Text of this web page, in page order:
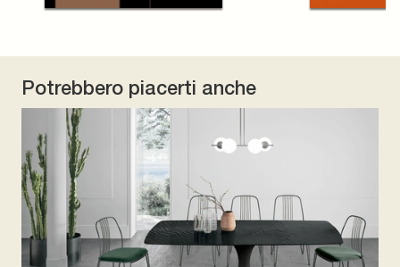
Potrebbero piacerti anche